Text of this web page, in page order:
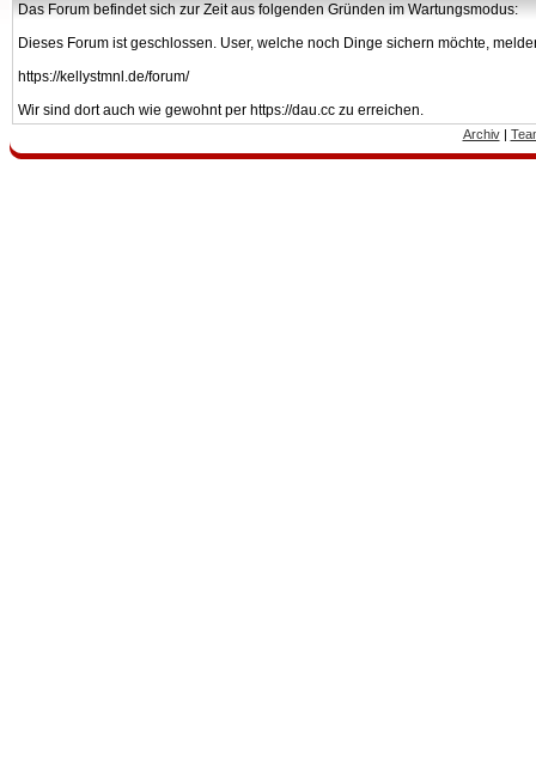
Das Forum befindet sich zur Zeit aus folgenden Gründen im Wartungsmodus:
Dieses Forum ist geschlossen. User, welche noch Dinge sichern möchte,
https://kellystmnl.de/forum/
Wir sind dort auch wie gewohnt per https://dau.cc zu erreichen.
Archiv|